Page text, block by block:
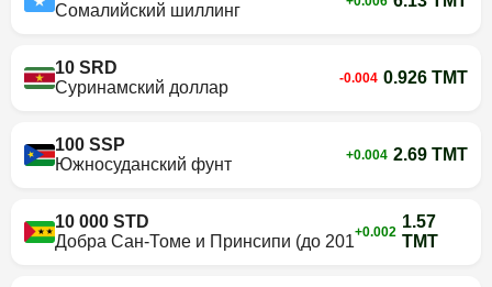
Сомалийский шиллинг
10 SRD
Суринамский доллар
-0.004 0.926 TMT
100 SSP
Южносуданский фунт
+0.004 2.69 TMT
10 000 STD
Добра Сан-Томе и Принсипи (до 2018 г.)
+0.002
1.57
TMT